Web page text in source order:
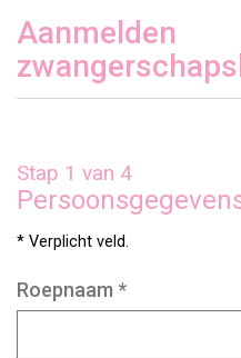
Aanmelden
Stap 1 van 4
* Verplicht veld.
Roepnaam *